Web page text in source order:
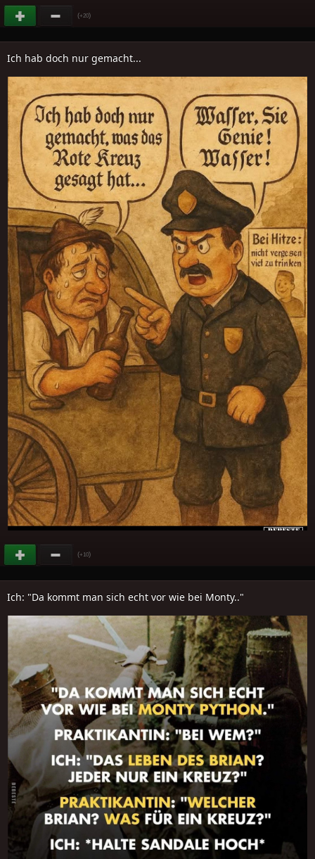
(+20)
Ich hab doch nur gemacht...
(+10)
Ich: "Da kommt man sich echt vor wie bei Monty.."